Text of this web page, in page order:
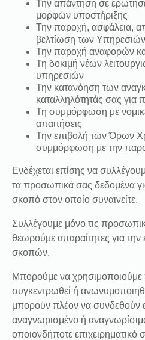
Την απάντηση σε
μορφών υποστήριξης
Την παροχή, ασφάλεια,
βελτίωση των
Την παροχή αναφορών
Τη δοκιμή νέων
υπηρεσιών
Την κατανόηση των
καταλληλότητάς σας για
Τη συμμόρφωση με
απαιτήσεις
Την επιβολή των Όρων
συμμόρφωση με την
Ενδέχεται επίσης να
τα προσωπικά σας δεδομένα
σκοπό στον οποίο συναινείτε.
Συλλέγουμε μόνο τις
θεωρούμε απαραίτητες για
σκοπών.
Μπορούμε να
συγκεντρωθεί ή
μπορούν πλέον να συνδεθούν
αναγνωρισμένο ή
οποιονδήποτε επιχειρηματικό